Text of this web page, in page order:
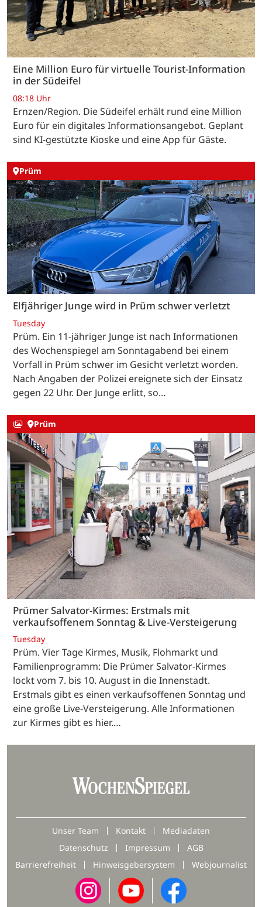
Eine Million Euro für virtuelle Tourist-Information
in der Südeifel
08:18 Uhr
Ernzen/Region. Die Südeifel erhält rund eine Million
Euro für ein digitales Informationsangebot. Geplant
sind KI-gestützte Kioske und eine App für Gäste.
Prüm
Elfjähriger Junge wird in Prüm schwer verletzt
Tuesday
Prüm. Ein 11-jähriger Junge ist nach Informationen
des Wochenspiegel am Sonntagabend bei einem
Vorfall in Prüm schwer im Gesicht verletzt worden.
Nach Angaben der Polizei ereignete sich der Einsatz
gegen 22 Uhr. Der Junge erlitt, so…
Prüm
Prümer Salvator-Kirmes: Erstmals mit
verkaufsoffenem Sonntag & Live-Versteigerung
Tuesday
Prüm. Vier Tage Kirmes, Musik, Flohmarkt und
Familienprogramm: Die Prümer Salvator-Kirmes
lockt vom 7. bis 10. August in die Innenstadt.
Erstmals gibt es einen verkaufsoffenen Sonntag und
eine große Live-Versteigerung. Alle Informationen
zur Kirmes gibt es hier.…
Unser Team Kontakt
Mediadaten
Datenschutz
Impressum
AGB
Barrierefreiheit
Hinweisgebersystem Webjournalist